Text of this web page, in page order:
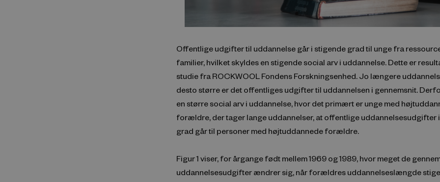
Offentlige udgifter til uddannelse går i stigende grad til unge fra
familier, hvilket skyldes en stigende social arv i uddannelse. Dette er
studie fra ROCKWOOL Fondens Forskningsenhed. Jo længere
desto større er det offentliges udgifter til uddannelsen i gennemsnit.
en større social arv i uddannelse, hvor det primært er unge med
forældre, der tager lange uddannelser, at offentlige uddannelsesudgifter
grad går til personer med højtuddannede forældre.
Figur 1 viser, for årgange født mellem 1969 og 1989, hvor meget de
uddannelsesudgifter ændrer sig, når forældres uddannelseslængde